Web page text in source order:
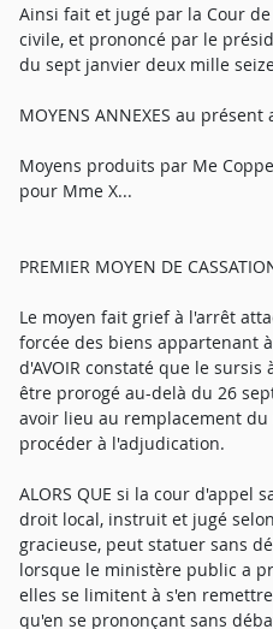
Ainsi fait et jugé par la Cour
civile, et prononcé par le
du sept janvier deux mille
MOYENS ANNEXES au présent
Moyens produits par Me
pour Mme X...
PREMIER MOYEN DE
Le moyen fait grief à l'arrêt
forcée des biens appartenant
d'AVOIR constaté que le
être prorogé au-delà du 26
avoir lieu au remplacement
procéder à l'adjudication.
ALORS QUE si la cour d'appel
droit local, instruit et jugé
gracieuse, peut statuer sans
lorsque le ministère public a
elles se limitent à s'en
qu'en se prononçant sans